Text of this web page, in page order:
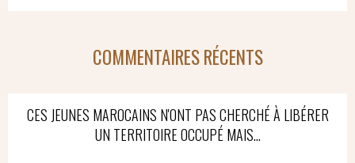
COMMENTAIRES RÉCENTS
CES JEUNES MAROCAINS N'ONT PAS CHERCHÉ À LIBÉRER
UN TERRITOIRE OCCUPÉ MAIS...